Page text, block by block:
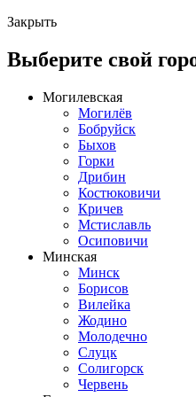
Закрыть
Выберите свой
Могилевская
Могилёв
Бобруйск
Быхов
Горки
Дрибин
Костюковичи
Кричев
Мстиславль
Осиповичи
Минская
Минск
Борисов
Вилейка
Жодино
Молодечно
Слуцк
Солигорск
Червень